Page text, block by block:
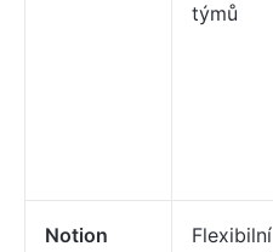
týmů
Notion
Flexibilní